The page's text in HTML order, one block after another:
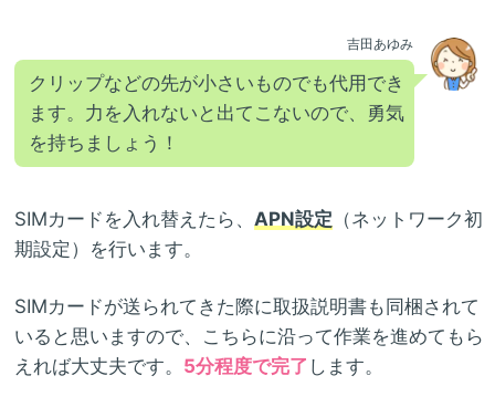
吉田あゆみ
クリップなどの先が小さいものでも代用でき
ます。力を入れないと出てこないので、勇気
を持ちましょう！
SIMカードを入れ替えたら、 APN設定 （ネットワーク初
期設定）を行います。
SIMカードが送られてきた際に取扱説明書も同梱されて
いると思いますので、こちらに沿って作業を進めてもら
えれば大丈夫です。 5分程度で完了 します。